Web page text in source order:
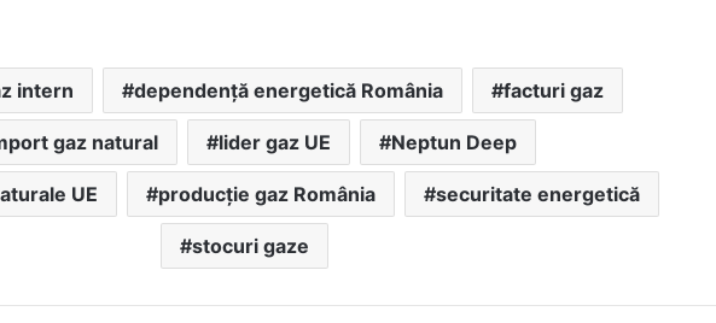
intern dependență energetică România facturi gaz
gaz natural lider gaz UE Neptun Deep
UE producție gaz România securitate energetică
stocuri gaze